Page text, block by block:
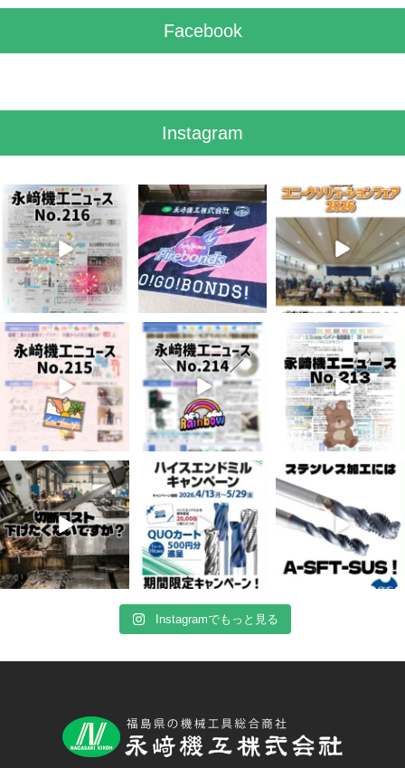
Facebook
Instagram
8月 7
3 0
7月 28
7 0
7月 27
6
7月 3
5 0
6月 3
8 0
5月 13
5 0
4月 20
10 0
4月 16
10 0
4月 13
Instagramでもっと見る